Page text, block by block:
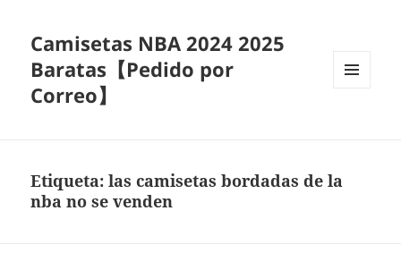
Camisetas NBA 2024 2025
Baratas【Pedido por
Correo】
Etiqueta:las camisetas bordadas de la
nba no se venden